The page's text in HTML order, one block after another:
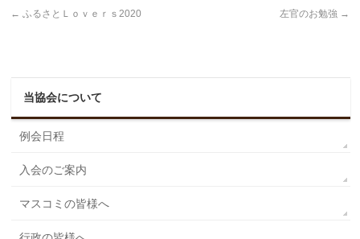
← ふるさとＬｏｖｅｒｓ2020 左官のお勉強 →
当協会について
例会日程
入会のご案内
マスコミの皆様へ